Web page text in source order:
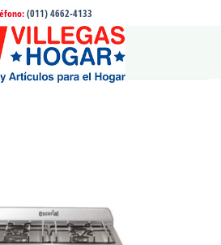
(011) 4662-4133